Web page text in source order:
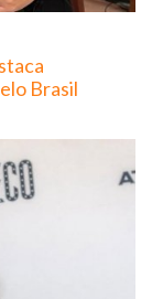
Brasil